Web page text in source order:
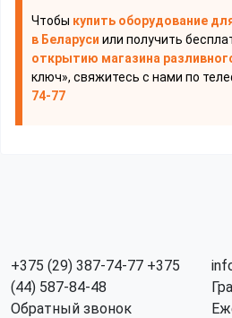
Чтобы купить оборудование
в Беларуси или получить
открытию магазина
ключ», свяжитесь с нами по
74-77
+375 (29) 387-74-77 +375
(44) 587-84-48
Обратный звонок